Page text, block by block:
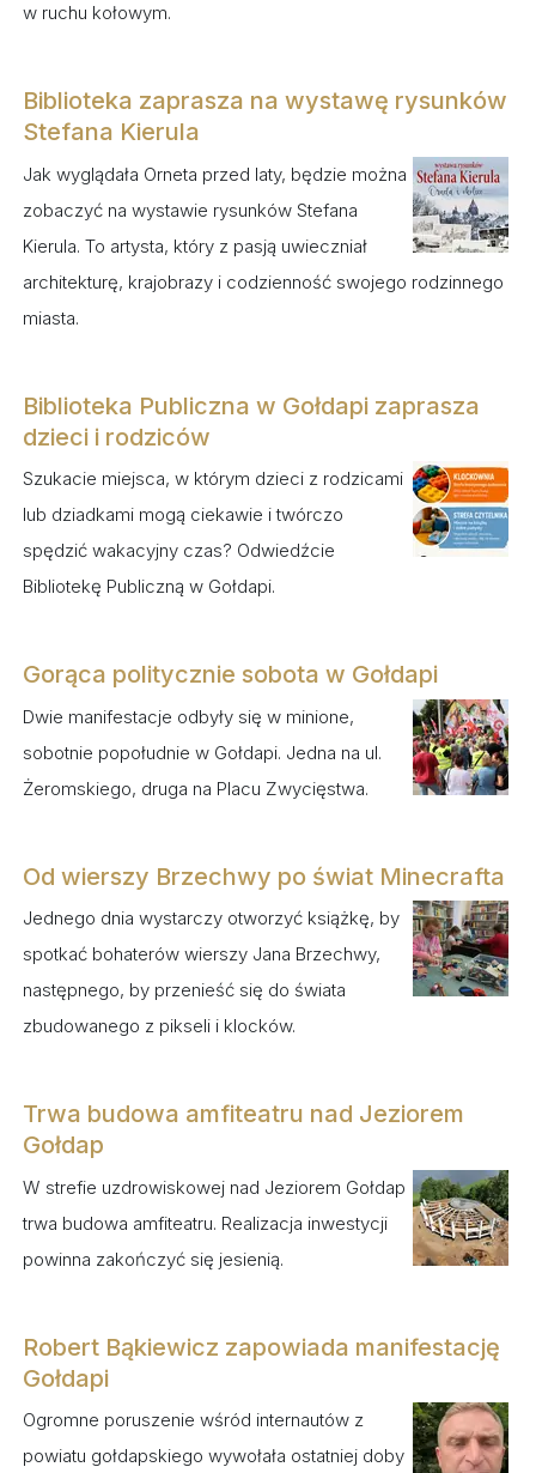
w ruchu kołowym.
Biblioteka zaprasza na wystawę rysunków
Stefana Kierula
Jak wyglądała Orneta przed laty, będzie można
zobaczyć na wystawie rysunków Stefana
Kierula. To artysta, który z pasją uwieczniał
architekturę, krajobrazy i codzienność swojego rodzinnego
miasta.
Biblioteka Publiczna w Gołdapi zaprasza
dzieci i rodziców
Szukacie miejsca, w którym dzieci z rodzicami
lub dziadkami mogą ciekawie i twórczo
spędzić wakacyjny czas? Odwiedźcie
Bibliotekę Publiczną w Gołdapi.
Gorąca politycznie sobota w Gołdapi
Dwie manifestacje odbyły się w minione,
sobotnie popołudnie w Gołdapi. Jedna na ul.
Żeromskiego, druga na Placu Zwycięstwa.
Od wierszy Brzechwy po świat Minecrafta
Jednego dnia wystarczy otworzyć książkę, by
spotkać bohaterów wierszy Jana Brzechwy,
następnego, by przenieść się do świata
zbudowanego z pikseli i klocków.
Trwa budowa amfiteatru nad Jeziorem
Gołdap
W strefie uzdrowiskowej nad Jeziorem Gołdap
trwa budowa amfiteatru. Realizacja inwestycji
powinna zakończyć się jesienią.
Robert Bąkiewicz zapowiada manifestację
Gołdapi
Ogromne poruszenie wśród internautów z
powiatu gołdapskiego wywołała ostatniej doby